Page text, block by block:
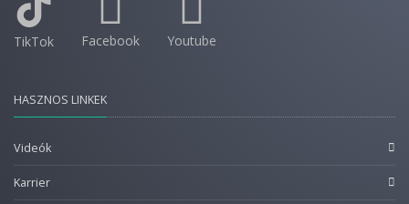
TikTok Facebook Youtube
HASZNOS LINKEK
Videók
Karrier